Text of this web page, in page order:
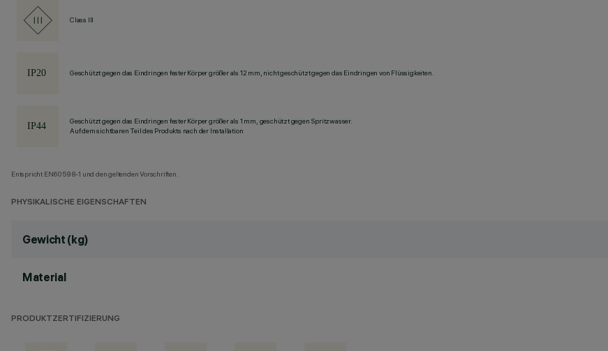
Class III
Geschützt gegen das Eindringen fester Körper größer als 12 mm, nicht geschützt gegen das Eindringen von Flüssigkeiten.
Geschützt gegen das Eindringen fester Körper größer als 1 mm, geschützt gegen Spritzwasser.
Auf dem sichtbaren Teil des Produkts nach der Installation
Entspricht EN60598-1 und den geltenden Vorschriften.
PHYSIKALISCHE EIGENSCHAFTEN
Gewicht (kg)
Material
PRODUKTZERTIFIZIERUNG